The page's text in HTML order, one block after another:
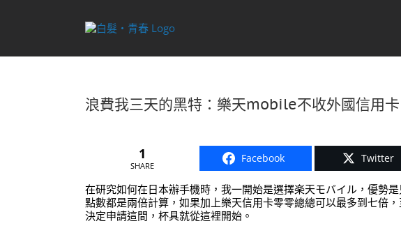
浪費我三天的黑特：樂天mobile不收外國信用卡
1
SHARE
Facebook Twitter
在研究如何在日本辦手機時，我一開始是選擇楽天モバイル，優勢
點數都是兩倍計算，如果加上樂天信用卡零零總總可以最多到七倍
決定申請這間，杯具就從這裡開始。